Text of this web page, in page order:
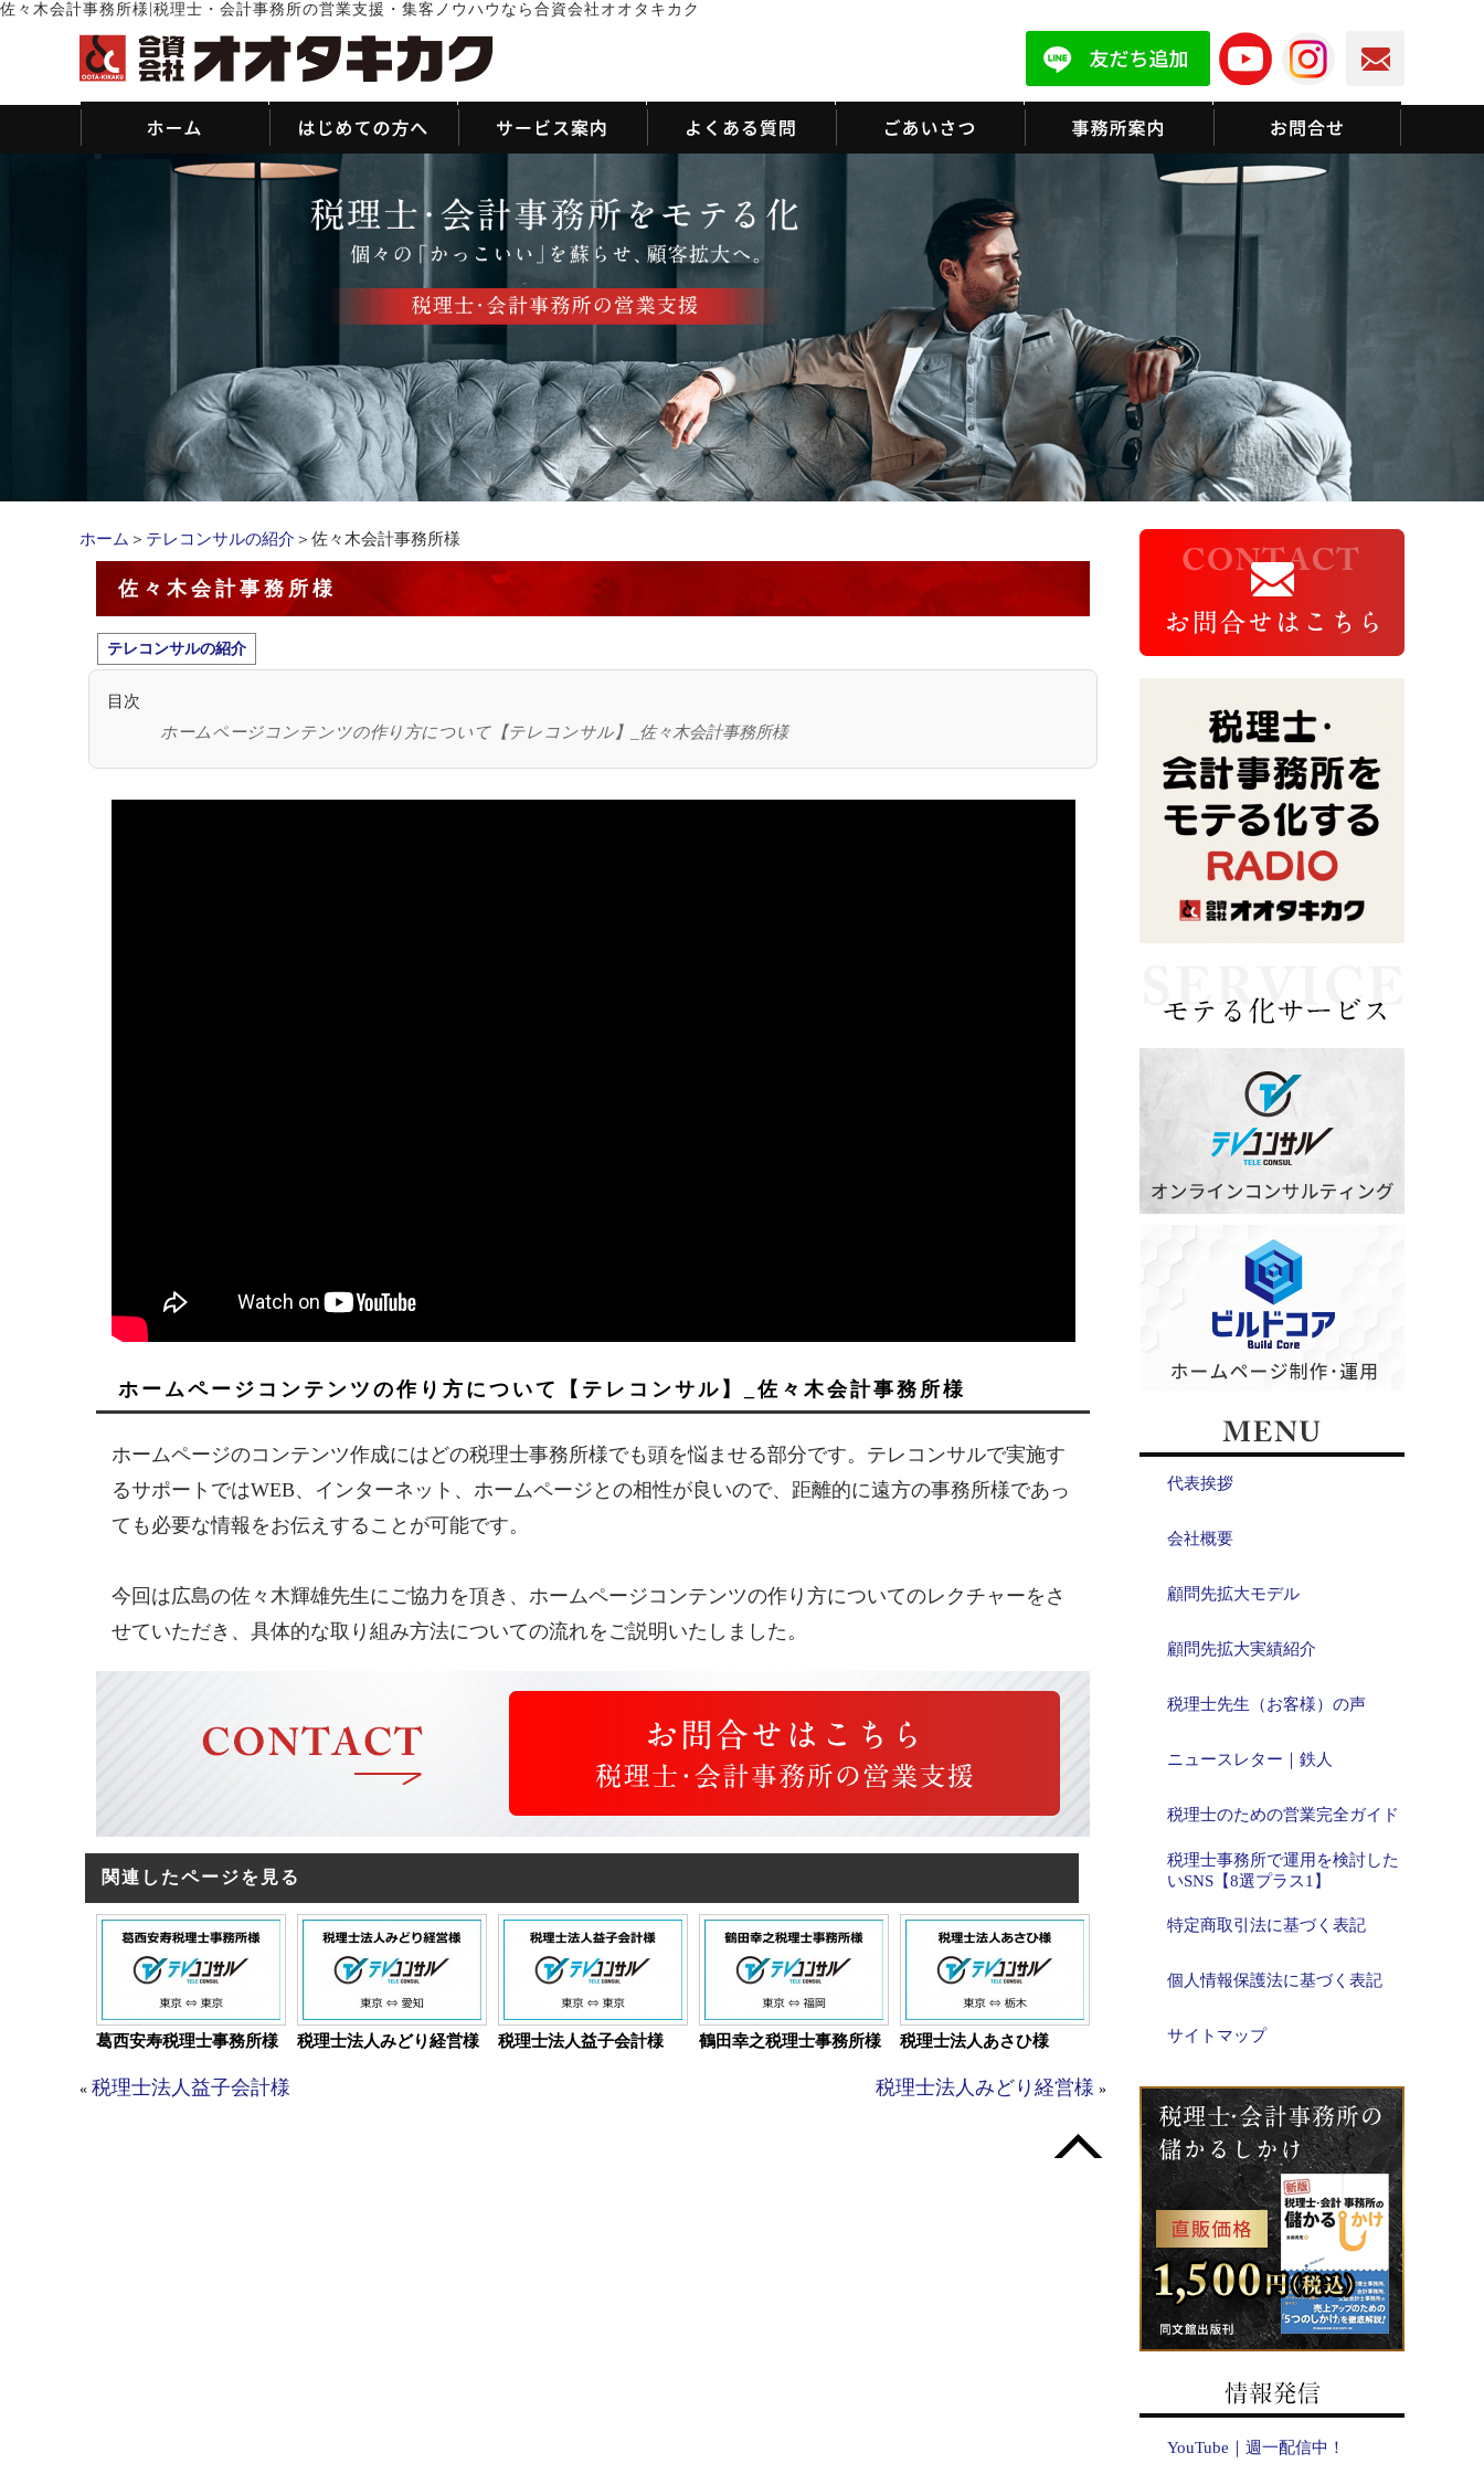
佐々木会計事務所様 税理士・会計事務所の営業支援・集客ノウハウなら合資会社オオタキカク
ホーム ＞ テレコンサルの紹介 ＞佐々木会計事務所様
佐々木会計事務所様
テレコンサルの紹介
目次
ホームページコンテンツの作り方について【テレコンサル】_佐々木会計事務所様
ホームページコンテンツの作り方について【テレコンサル】_佐々木会計事務所様
ホームページのコンテンツ作成にはどの税理士事務所様でも頭を悩ませる部分です。テレコンサルで実施す
るサポートではWEB、インターネット、ホームページとの相性が良いので、距離的に遠方の事務所様であっ
ても必要な情報をお伝えすることが可能です。
今回は広島の佐々木輝雄先生にご協力を頂き、ホームページコンテンツの作り方についてのレクチャーをさ
せていただき、具体的な取り組み方法についての流れをご説明いたしました。
関連したページを見る
葛西安寿税理士事務所様 税理士法人みどり経営様 税理士法人益子会計様 鶴田幸之税理士事務所様 税理士法人あさひ様
« 税理士法人益子会計様 税理士法人みどり経営様 »
代表挨拶
会社概要
顧問先拡大モデル
顧問先拡大実績紹介
税理士先生（お客様）の声
ニュースレター｜鉄人
税理士のための営業完全ガイド
税理士事務所で運用を検討した
いSNS【8選プラス1】
特定商取引法に基づく表記
個人情報保護法に基づく表記
サイトマップ
YouTube｜週一配信中！